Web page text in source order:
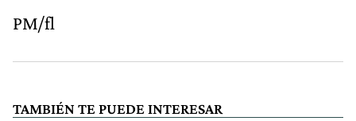
PM/fl
TAMBIÉN TE PUEDE INTERESAR